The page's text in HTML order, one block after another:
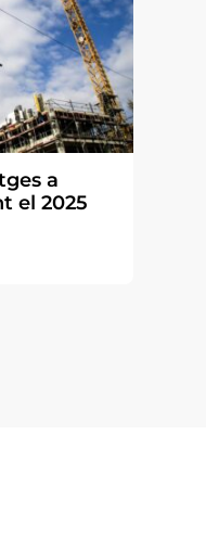
a
el 2025